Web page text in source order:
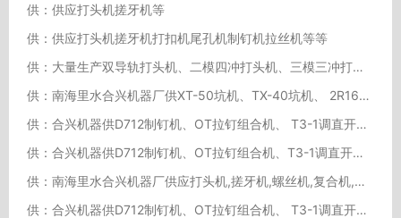
供：供应打头机搓牙机等
供：供应打头机搓牙机打扣机尾孔机制钉机拉丝机等等
供：大量生产双导轨打头机、二模四冲打头机、三模三冲打头机、搓牙机等五金线材类机器。
供：南海里水合兴机器厂供XT-50坑机、TX-40坑机、 2R16二输轧牙机、2R16A 二输轧牙机（开
供：合兴机器供D712制钉机、OT拉钉组合机、 T3-1调直开料机（直线机）、 RF5-180 搓花机、
供：合兴机器供D712制钉机、OT拉钉组合机、T3-1调直开料机（直线机）、RF5-180搓花机、DJ5
供：南海里水合兴机器厂供应打头机,搓牙机,螺丝机,复合机,弹簧机,坑机,铣尾机,轧牙机,打勾机
供：合兴机器供D712制钉机、OT拉钉组合机、 T3-1调直开料机（直线机）、 RF5-180 搓花机、